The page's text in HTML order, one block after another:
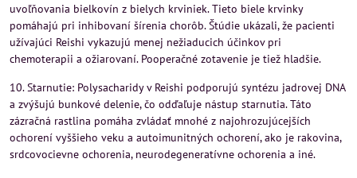
uvoľňovania bielkovín z bielych krviniek. Tieto biele krvinky
pomáhajú pri inhibovaní šírenia chorôb. Štúdie ukázali, že pacienti
užívajúci Reishi vykazujú menej nežiaducich účinkov pri
chemoterapii a ožiarovaní. Pooperačné zotavenie je tiež hladšie.
10. Starnutie: Polysacharidy v Reishi podporujú syntézu jadrovej DNA
a zvýšujú bunkové delenie, čo odďaľuje nástup starnutia. Táto
zázračná rastlina pomáha zvládať mnohé z najohrozujúcejších
ochorení vyššieho veku a autoimunitných ochorení, ako je rakovina,
srdcovocievne ochorenia, neurodegeneratívne ochorenia a iné.